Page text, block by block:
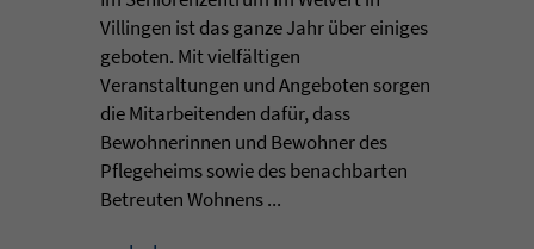
Villingen ist das ganze Jahr über einiges
geboten. Mit vielfältigen
Veranstaltungen und Angeboten sorgen
die Mitarbeitenden dafür, dass
Bewohnerinnen und Bewohner des
Pflegeheims sowie des benachbarten
Betreuten Wohnens ...